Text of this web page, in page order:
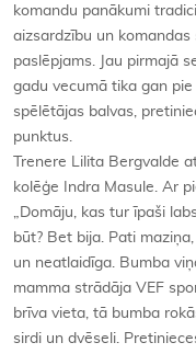
komandu panākumi
aizsardzību un
paslēpjams. Jau pirmajā
gadu vecumā tika gan
spēlētājas balvas,
punktus.
Trenere Lilita Bergvalde
kolēģe Indra Masule. Ar
„Domāju, kas tur īpaši
būt? Bet bija. Pati
un neatlaidīga. Bumba
mamma strādāja VEF
brīva vieta, tā bumba
sirdi un dvēseli.